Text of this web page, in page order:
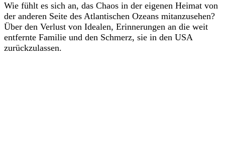
Wie fühlt es sich an, das Chaos in der eigenen Heimat von
der anderen Seite des Atlantischen Ozeans mitanzusehen?
Über den Verlust von Idealen, Erinnerungen an die weit
entfernte Familie und den Schmerz, sie in den USA
zurückzulassen.